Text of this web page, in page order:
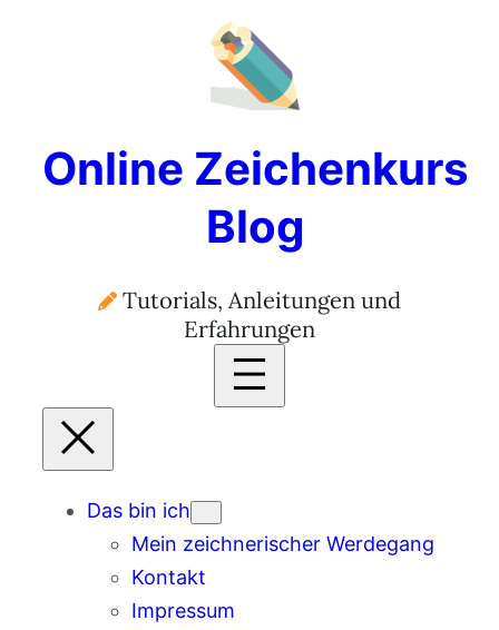
Online Zeichenkurs
Blog
Tutorials, Anleitungen und
Erfahrungen
Das bin ich
Mein zeichnerischer Werdegang
Kontakt
Impressum